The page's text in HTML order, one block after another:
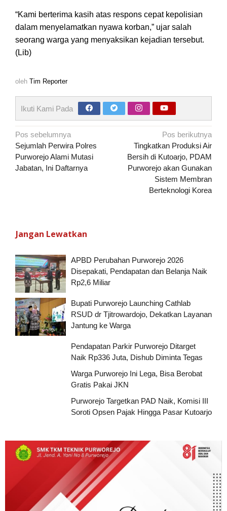
“Kami berterima kasih atas respons cepat kepolisian
dalam menyelamatkan nyawa korban,” ujar salah
seorang warga yang menyaksikan kejadian tersebut.
(Lib)
oleh Tim Reporter
Ikuti Kami Pada
Navigasi
pos
Pos sebelumnya
Sejumlah Perwira Polres
Purworejo Alami Mutasi
Jabatan, Ini Daftarnya
Pos berikutnya
Tingkatkan Produksi Air
Bersih di Kutoarjo, PDAM
Purworejo akan Gunakan
Sistem Membran
Berteknologi Korea
Jangan Lewatkan
APBD Perubahan Purworejo 2026
Disepakati, Pendapatan dan Belanja Naik
Rp2,6 Miliar
Bupati Purworejo Launching Cathlab
RSUD dr Tjitrowardojo, Dekatkan Layanan
Jantung ke Warga
Pendapatan Parkir Purworejo Ditarget
Naik Rp336 Juta, Dishub Diminta Tegas
Warga Purworejo Ini Lega, Bisa Berobat
Gratis Pakai JKN
Purworejo Targetkan PAD Naik, Komisi III
Soroti Opsen Pajak Hingga Pasar Kutoarjo